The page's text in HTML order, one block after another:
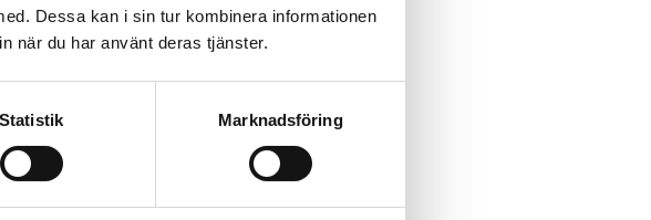
Dessa kan i sin tur kombinera informationen
när du har använt deras tjänster.
Statistik Marknadsföring